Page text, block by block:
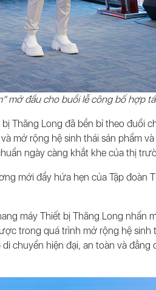
mở đầu cho buổi lễ công bố hợp
Thăng Long đã bền bỉ theo đuổi
mở rộng hệ sinh thái sản phẩm
ngày càng khắt khe của thị
mới đầy hứa hẹn của Tập đoàn
máy Thiết bị Thăng Long nhấn
trong quá trình mở rộng hệ sinh
chuyển hiện đại, an toàn và đẳng